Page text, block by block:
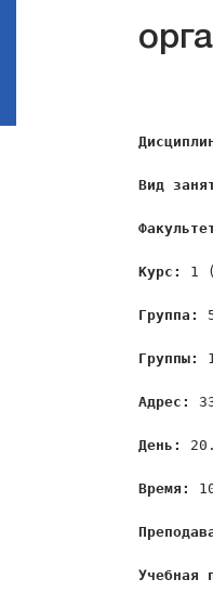
Вид
Курс: 1
Группа:
Группы:
Адрес:
День:
Время:
Учебная